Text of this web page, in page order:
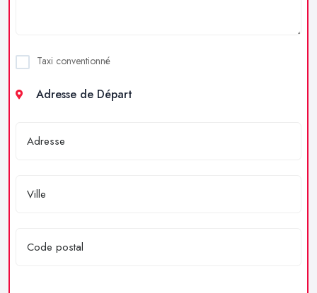
Taxi conventionné
Adresse de Départ